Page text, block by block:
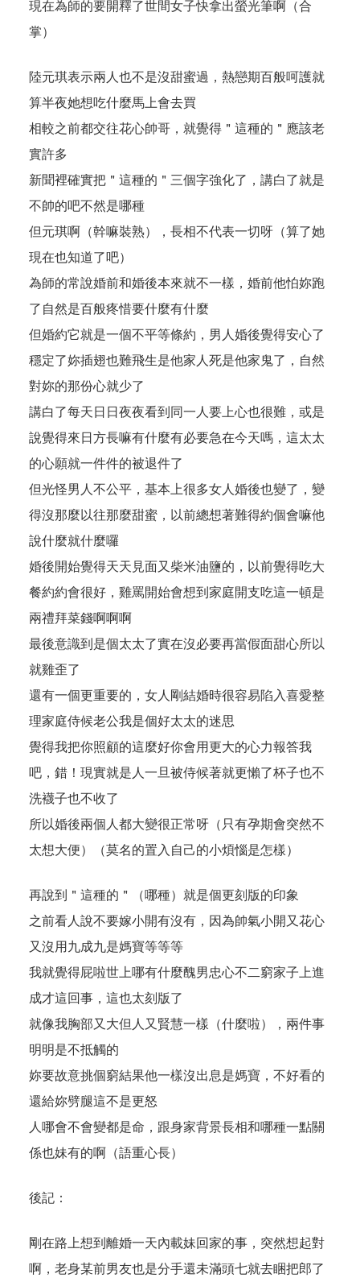
現在為師的要開釋了世間女子快拿出螢光筆啊（合
掌）
陸元琪表示兩人也不是沒甜蜜過，熱戀期百般呵護就
算半夜她想吃什麼馬上會去買
相較之前都交往花心帥哥，就覺得＂這種的＂應該老
實許多
新聞裡確實把＂這種的＂三個字強化了，講白了就是
不帥的吧不然是哪種
但元琪啊（幹嘛裝熟），長相不代表一切呀（算了她
現在也知道了吧）
為師的常說婚前和婚後本來就不一樣，婚前他怕妳跑
了自然是百般疼惜要什麼有什麼
但婚約它就是一個不平等條約，男人婚後覺得安心了
穩定了妳插翅也難飛生是他家人死是他家鬼了，自然
對妳的那份心就少了
講白了每天日日夜夜看到同一人要上心也很難，或是
說覺得來日方長嘛有什麼有必要急在今天嗎，這太太
的心願就一件件的被退件了
但光怪男人不公平，基本上很多女人婚後也變了，變
得沒那麼以往那麼甜蜜，以前總想著難得約個會嘛他
說什麼就什麼囉
婚後開始覺得天天見面又柴米油鹽的，以前覺得吃大
餐約約會很好，雞罵開始會想到家庭開支吃這一頓是
兩禮拜菜錢啊啊啊
最後意識到是個太太了實在沒必要再當假面甜心所以
就雞歪了
還有一個更重要的，女人剛結婚時很容易陷入喜愛整
理家庭侍候老公我是個好太太的迷思
覺得我把你照顧的這麼好你會用更大的心力報答我
吧，錯！現實就是人一旦被侍候著就更懶了杯子也不
洗襪子也不收了
所以婚後兩個人都大變很正常呀（只有孕期會突然不
太想大便）（莫名的置入自己的小煩惱是怎樣）
再說到＂這種的＂（哪種）就是個更刻版的印象
之前看人說不要嫁小開有沒有，因為帥氣小開又花心
又沒用九成九是媽寶等等等
我就覺得屁啦世上哪有什麼醜男忠心不二窮家子上進
成才這回事，這也太刻版了
就像我胸部又大但人又賢慧一樣（什麼啦），兩件事
明明是不抵觸的
妳要故意挑個窮結果他一樣沒出息是媽寶，不好看的
還給妳劈腿這不是更怒
人哪會不會變都是命，跟身家背景長相和哪種一點關
係也妹有的啊（語重心長）
後記：
剛在路上想到離婚一天內載妹回家的事，突然想起對
啊，老身某前男友也是分手還未滿頭七就去睏把郎了